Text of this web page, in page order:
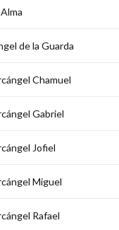
de la Guarda
Chamuel
Gabriel
Jofiel
Miguel
Rafael